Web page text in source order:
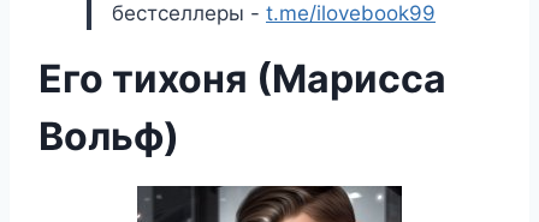
бестселлеры - t.me/ilovebook99
Его тихоня (Марисса
Вольф)